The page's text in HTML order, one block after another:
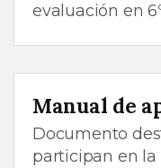
evaluación en
Manual de
Documento
participan en